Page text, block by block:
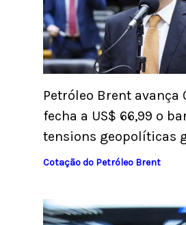
Petróleo Brent avança
fecha a US$ 66,99 o
tensions geopolíticas
Cotação do Petróleo Brent